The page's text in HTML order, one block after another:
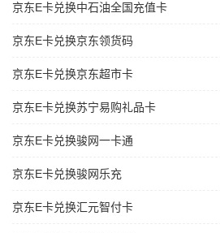
京东E卡兑换中石油全国充值卡
京东E卡兑换京东领货码
京东E卡兑换京东超市卡
京东E卡兑换苏宁易购礼品卡
京东E卡兑换骏网一卡通
京东E卡兑换骏网乐充
京东E卡兑换汇元智付卡